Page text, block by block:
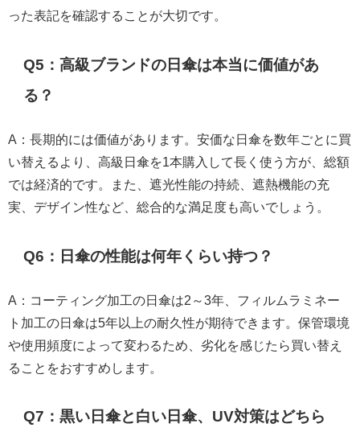
った表記を確認することが大切です。
Q5：高級ブランドの日傘は本当に価値があ
る？
A：長期的には価値があります。安価な日傘を数年ごとに買
い替えるより、高級日傘を1本購入して長く使う方が、総額
では経済的です。また、遮光性能の持続、遮熱機能の充
実、デザイン性など、総合的な満足度も高いでしょう。
Q6：日傘の性能は何年くらい持つ？
A：コーティング加工の日傘は2～3年、フィルムラミネー
ト加工の日傘は5年以上の耐久性が期待できます。保管環境
や使用頻度によって変わるため、劣化を感じたら買い替え
ることをおすすめします。
Q7：黒い日傘と白い日傘、UV対策はどちら